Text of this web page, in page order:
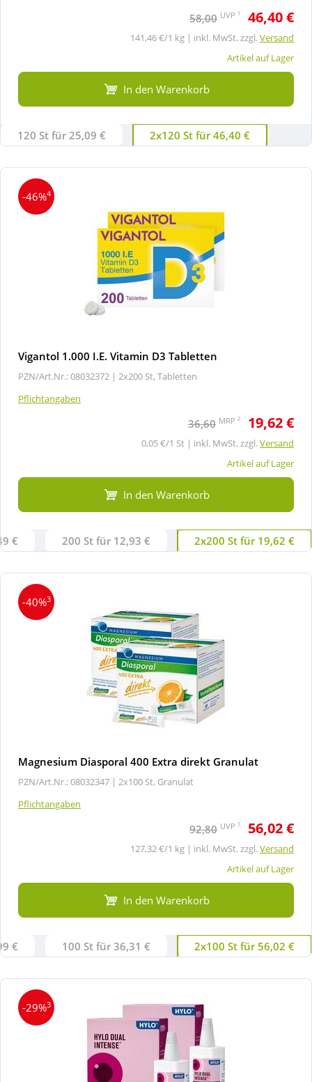
58,00 UVP 1 46,40 €
141,46 €/1 kg | inkl. MwSt. zzgl.Versand
Artikel auf Lager
In den Warenkorb
120 St für 25,09 € 2x120 St für 46,40 €
-46%4
Vigantol 1.000 I.E. Vitamin D3 Tabletten
PZN/Art.Nr.: 08032372 | 2x200 St, Tabletten
Pflichtangaben
36,60 MRP 2 19,62 €
0,05 €/1 St | inkl. MwSt. zzgl.Versand
Artikel auf Lager
In den Warenkorb
€ 200 St für 12,93 € 2x200 St für 19,62 €
-40%3
Magnesium Diasporal 400 Extra direkt Granulat
PZN/Art.Nr.: 08032347 | 2x100 St, Granulat
Pflichtangaben
92,80 UVP 1 56,02 €
127,32 €/1 kg | inkl. MwSt. zzgl.Versand
Artikel auf Lager
In den Warenkorb
€ 100 St für 36,31 € 2x100 St für 56,02 €
-29%3